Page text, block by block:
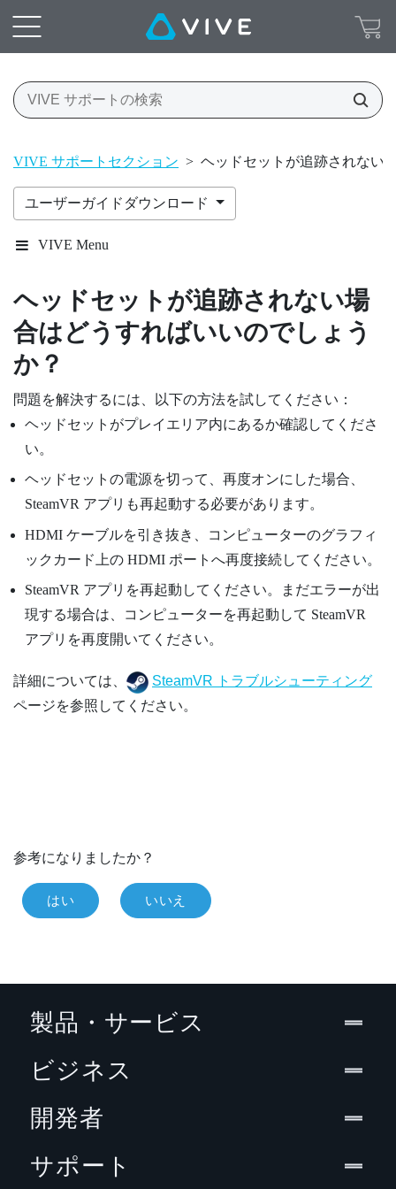
VIVE サポートセクション > ヘッドセットが追跡されない
ユーザーガイドダウンロード
VIVE Menu
ヘッドセットが追跡されない場
合はどうすればいいのでしょう
か？
問題を解決するには、以下の方法を試してください：
ヘッドセットがプレイエリア内にあるか確認してくださ
い。
ヘッドセットの電源を切って、再度オンにした場合、
SteamVR アプリも再起動する必要があります。
HDMI ケーブルを引き抜き、コンピューターのグラフィ
ックカード上の HDMI ポートへ再度接続してください。
SteamVR アプリを再起動してください。まだエラーが出
現する場合は、コンピューターを再起動して SteamVR
アプリを再度開いてください。
詳細については、
SteamVR トラブルシューティング
ページを参照してください。
参考になりましたか？
はい いいえ
製品・サービス
ビジネス
開発者
サポート